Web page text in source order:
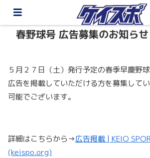
春野球号 広告募集のお知らせ
５月２７日（土）発行予定の春季早慶野
広告を掲載していただける方を募集して
可能でございます。
詳細はこちらから→広告掲載 | KEIO
(keispo.org)